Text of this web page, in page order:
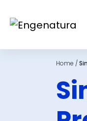
Home /